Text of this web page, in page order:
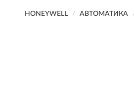
HONEYWELL АВТОМАТИКА